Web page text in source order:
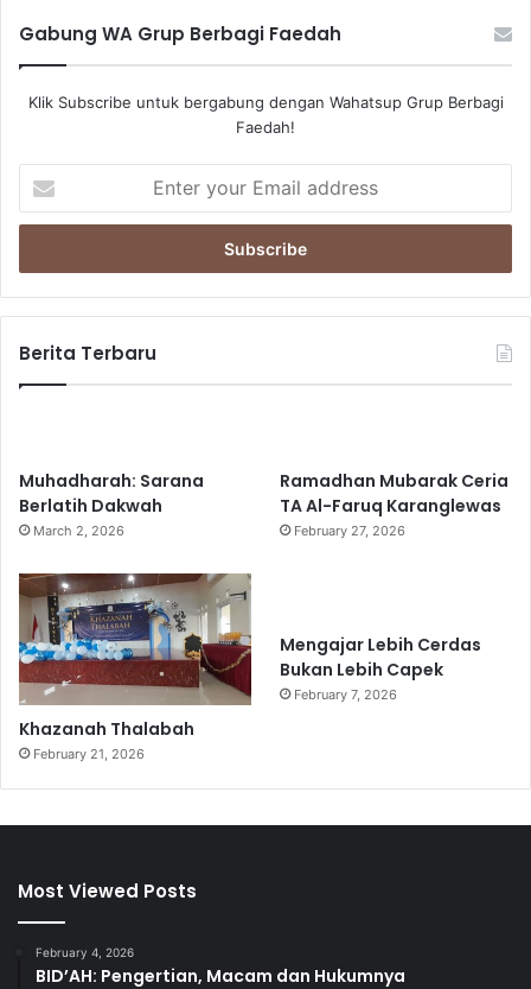
Gabung WA Grup Berbagi Faedah
Klik Subscribe untuk bergabung dengan Wahatsup Grup Berbagi
Faedah!
your
Email
Berita Terbaru
Muhadharah: Sarana
Berlatih Dakwah
March 2, 2026
Ramadhan Mubarak Ceria
TA Al-Faruq Karanglewas
February 27, 2026
Khazanah Thalabah
February 21, 2026
Mengajar Lebih Cerdas
Bukan Lebih Capek
February 7, 2026
Most Viewed Posts
February 4, 2026
BID’AH: Pengertian, Macam dan Hukumnya